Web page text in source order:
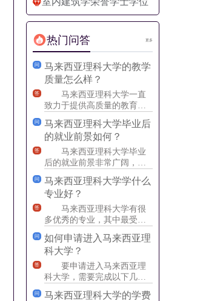
热门问答
问
马来西亚理科大学的教学
质量怎么样？
答
马来西亚理科大学一直
致力于提供高质量的教育，
它是马来西亚数一数二的理
科大学之一。学校的教学质
量得
问
马来西亚理科大学毕业后
的就业前景如何？
答
马来西亚理科大学毕业
后的就业前景非常广阔，因
广泛。许多企业和机构都需
要理
问
马来西亚理科大学学什么
专业好？
答
马来西亚理科大学有很
多优秀的专业，其中最受欢
迎的包括计算机科学、数
学、物理和生物学等。
计算
问
如何申请进入马来西亚理
科大学？
答
要申请进入马来西亚理
科大学，需要完成以下几个
往马来西亚理科大学官网，
问
马来西亚理科大学的学费
更多